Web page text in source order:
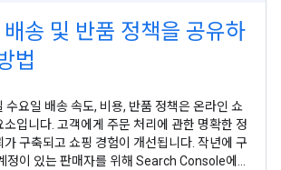
송 및 반품 정책을 공유하
법
요일 배송 속도, 비용, 반품 정책은 온라인 쇼
소입니다. 고객에게 주문 처리에 관한 명확한 정
구축되고 쇼핑 경험이 개선됩니다. 작년에 구
정이 있는 판매자를 위해 Search Console에